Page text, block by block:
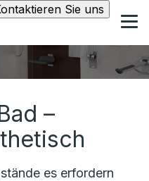
Sie uns
–
es erfordern